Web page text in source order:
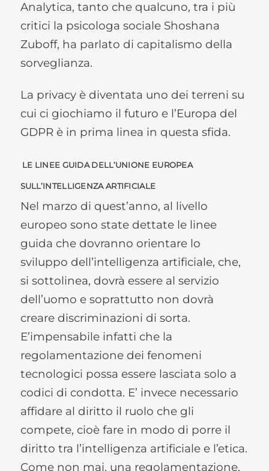
Analytica, tanto che qualcuno, tra i più
critici la psicologa sociale Shoshana
Zuboff, ha parlato di capitalismo della
sorveglianza.
La privacy è diventata uno dei terreni su
cui ci giochiamo il futuro e l’Europa del
GDPR è in prima linea in questa sfida.
LE LINEE GUIDA DELL’UNIONE EUROPEA
SULL’INTELLIGENZA ARTIFICIALE
Nel marzo di quest’anno, al livello
europeo sono state dettate le linee
guida che dovranno orientare lo
sviluppo dell’intelligenza artificiale, che,
si sottolinea, dovrà essere al servizio
dell’uomo e soprattutto non dovrà
creare discriminazioni di sorta.
E’impensabile infatti che la
regolamentazione dei fenomeni
tecnologici possa essere lasciata solo a
codici di condotta. E’ invece necessario
affidare al diritto il ruolo che gli
compete, cioè fare in modo di porre il
diritto tra l’intelligenza artificiale e l’etica.
Come non mai, una regolamentazione,